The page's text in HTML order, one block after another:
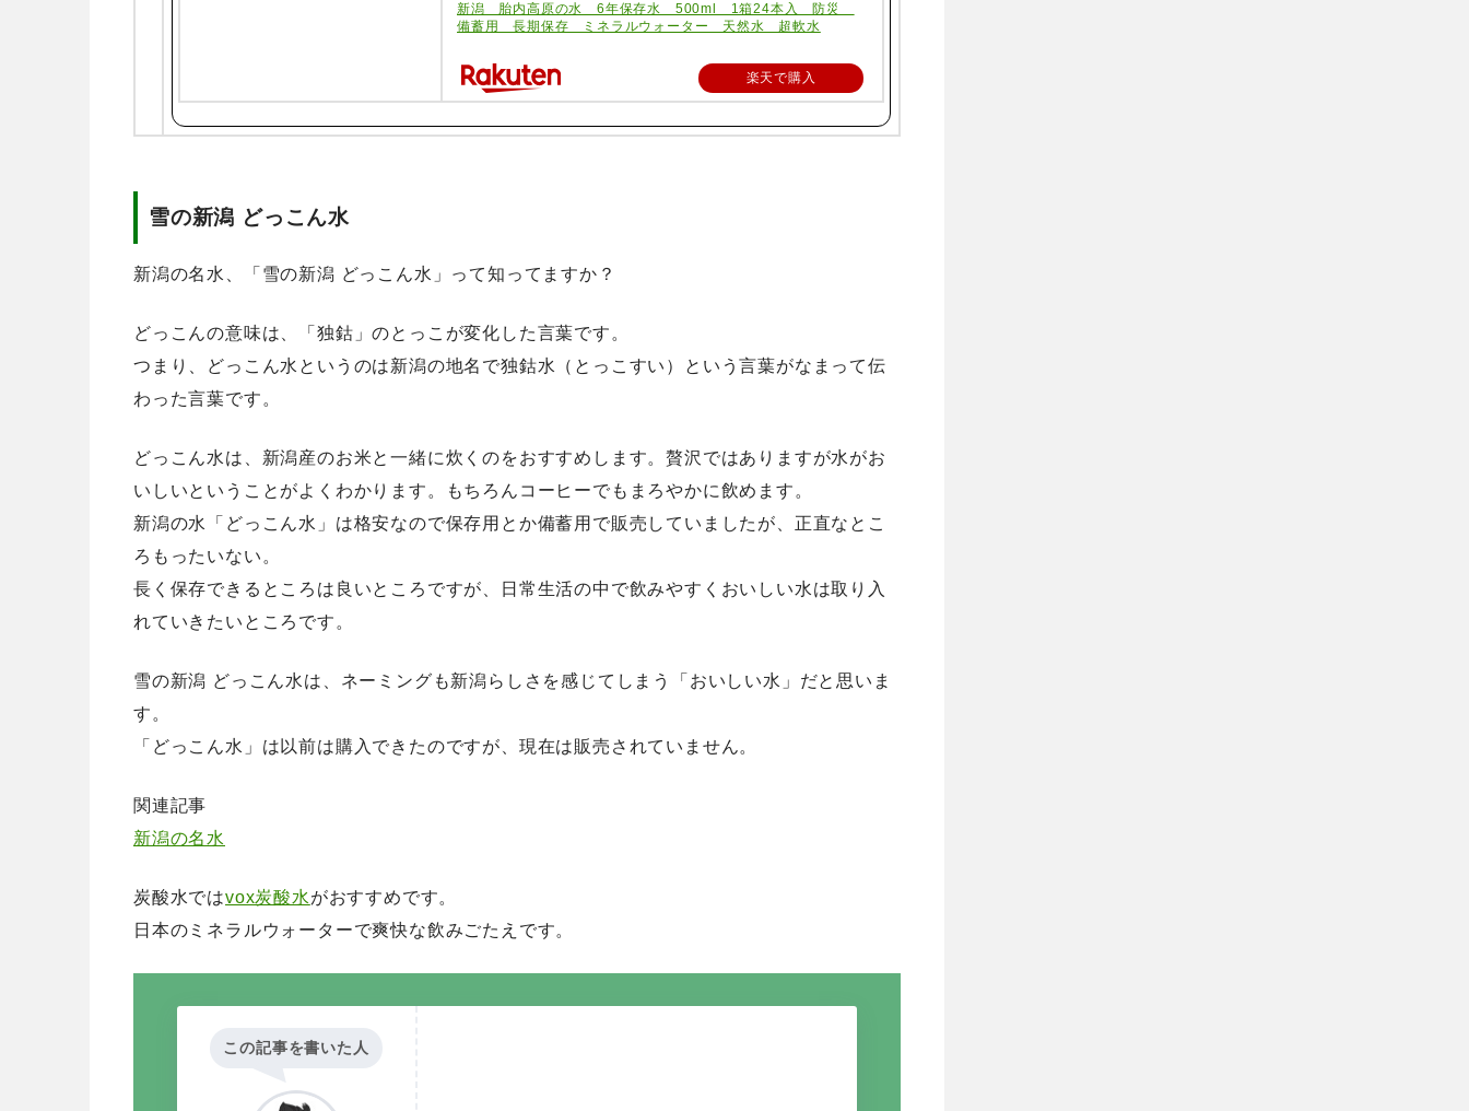
新潟 胎内高原の水 6年保存水 500ml 1箱24本入 防災
備蓄用 長期保存 ミネラルウォーター 天然水 超軟水
楽天で購入
雪の新潟 どっこん水
新潟の名水、「雪の新潟 どっこん水」って知ってますか？
どっこんの意味は、「独鈷」のとっこが変化した言葉です。
つまり、どっこん水というのは新潟の地名で独鈷水（とっこすい）という言葉がなまって伝
わった言葉です。
どっこん水は、新潟産のお米と一緒に炊くのをおすすめします。贅沢ではありますが水がお
いしいということがよくわかります。もちろんコーヒーでもまろやかに飲めます。
新潟の水「どっこん水」は格安なので保存用とか備蓄用で販売していましたが、正直なとこ
ろもったいない。
長く保存できるところは良いところですが、日常生活の中で飲みやすくおいしい水は取り入
れていきたいところです。
雪の新潟 どっこん水は、ネーミングも新潟らしさを感じてしまう「おいしい水」だと思いま
す。
「どっこん水」は以前は購入できたのですが、現在は販売されていません。
関連記事
新潟の名水
炭酸水ではvox炭酸水がおすすめです。
日本のミネラルウォーターで爽快な飲みごたえです。
この記事を書いた人